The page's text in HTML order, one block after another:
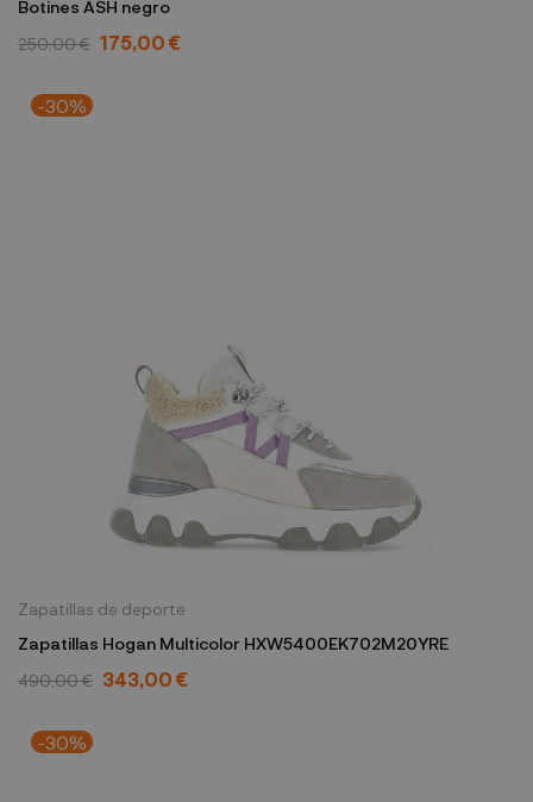
Botines ASH negro
250,00 € 175,00 €
-30%
Zapatillas de deporte
Zapatillas Hogan Multicolor HXW5400EK702M20YRE
490,00 € 343,00 €
-30%